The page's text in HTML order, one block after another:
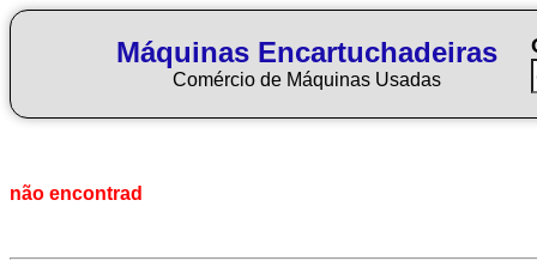
Máquinas Encartuchadeiras
Comércio de Máquinas Usadas
não encontrad